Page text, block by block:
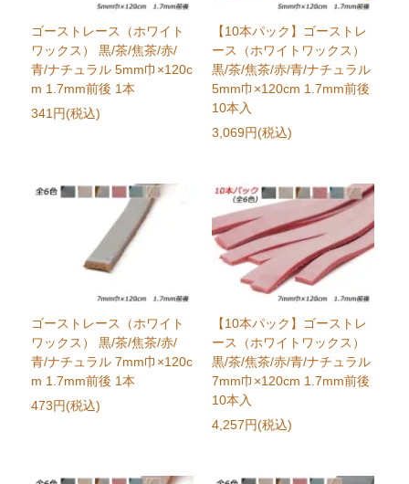
ゴーストレース（ホワイト
ワックス） 黒/茶/焦茶/赤/
青/ナチュラル 5mm巾×120c
m 1.7mm前後 1本
341円(税込)
【10本パック】ゴーストレ
ース（ホワイトワックス）
黒/茶/焦茶/赤/青/ナチュラル
5mm巾×120cm 1.7mm前後
10本入
3,069円(税込)
ゴーストレース（ホワイト
ワックス） 黒/茶/焦茶/赤/
青/ナチュラル 7mm巾×120c
m 1.7mm前後 1本
473円(税込)
【10本パック】ゴーストレ
ース（ホワイトワックス）
黒/茶/焦茶/赤/青/ナチュラル
7mm巾×120cm 1.7mm前後
10本入
4,257円(税込)